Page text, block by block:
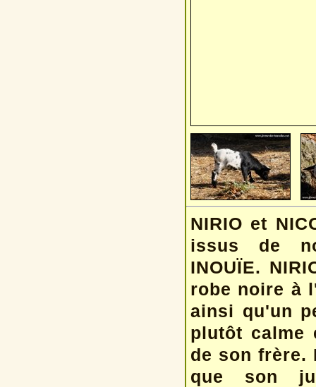
NIRIO et
issus de
INOUÏE.
robe noire à
ainsi qu'un
plutôt calme
de son frère.
que son